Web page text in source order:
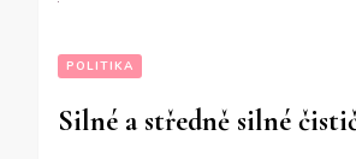
POLITIKA
Silné a středně silné